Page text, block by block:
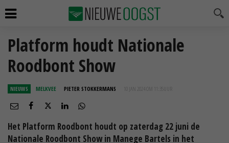
Platform houdt Nationale
Roodbont Show
NIEUWS MELKVEE PIETER STOKKERMANS 10 JAN 2024 OM 11:35
Het Platform Roodbont houdt op zaterdag 22 juni de
Nationale Roodbont Show in Manege Bartels in het